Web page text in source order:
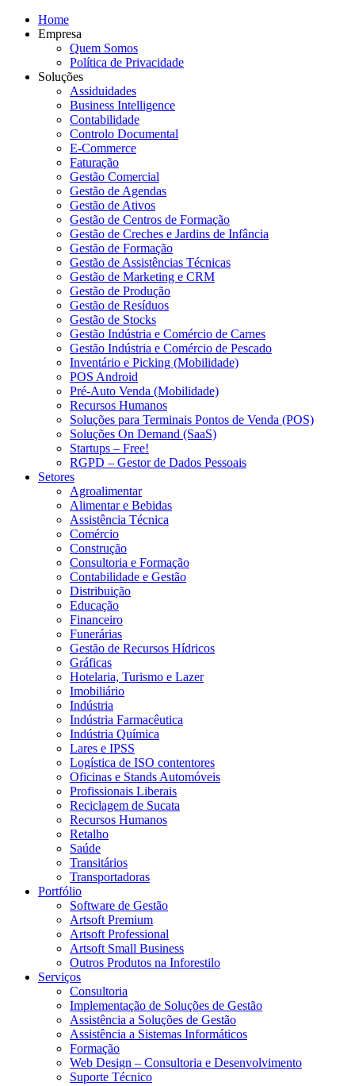
Home
Empresa
Quem Somos
Política de Privacidade
Soluções
Assiduidades
Business Intelligence
Contabilidade
Controlo Documental
E-Commerce
Faturação
Gestão Comercial
Gestão de Agendas
Gestão de Ativos
Gestão de Centros de Formação
Gestão de Creches e Jardins de Infância
Gestão de Formação
Gestão de Assistências Técnicas
Gestão de Marketing e CRM
Gestão de Produção
Gestão de Resíduos
Gestão de Stocks
Gestão Indústria e Comércio de Carnes
Gestão Indústria e Comércio de Pescado
Inventário e Picking (Mobilidade)
POS Android
Pré-Auto Venda (Mobilidade)
Recursos Humanos
Soluções para Terminais Pontos de Venda (POS)
Soluções On Demand (SaaS)
Startups – Free!
RGPD – Gestor de Dados Pessoais
Setores
Agroalimentar
Alimentar e Bebidas
Assistência Técnica
Comércio
Construção
Consultoria e Formação
Contabilidade e Gestão
Distribuição
Educação
Financeiro
Funerárias
Gestão de Recursos Hídricos
Gráficas
Hotelaria, Turismo e Lazer
Imobiliário
Indústria
Indústria Farmacêutica
Indústria Química
Lares e IPSS
Logística de ISO contentores
Oficinas e Stands Automóveis
Profissionais Liberais
Reciclagem de Sucata
Recursos Humanos
Retalho
Saúde
Transitários
Transportadoras
Portfólio
Software de Gestão
Artsoft Premium
Artsoft Professional
Artsoft Small Business
Outros Produtos na Inforestilo
Serviços
Consultoria
Implementação de Soluções de Gestão
Assistência a Soluções de Gestão
Assistência a Sistemas Informáticos
Formação
Web Design – Consultoria e Desenvolvimento
Suporte Técnico